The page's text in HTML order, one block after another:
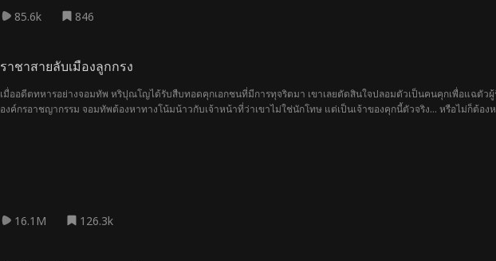
85.6k 846
ราชาสายลับเมืองลูกกรง
เมื่ออดีตทหารอย่างจอมทัพ หริปุณโญได้รับสืบทอดคุกเอกชนที่มีการทุจริตมา เขาเลยตัดสินใจปลอมตัวเป็นคนคุกเพื่อแฉตัว
องค์กรอาชญากรรม จอมทัพต้องหาทางโน้มน้าวกับเจ้าหน้าที่ว่าเขาไม่ใช่นักโทษ แต่เป็นเจ้าของคุกนี้ตัวจริง... หรือไม่ก็ต้อ
16.1M 126.3k